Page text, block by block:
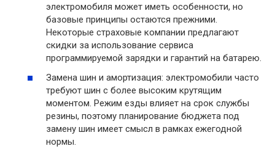
электромобиля может иметь особенности, но
базовые принципы остаются прежними.
Некоторые страховые компании предлагают
скидки за использование сервиса
программируемой зарядки и гарантий на батарею.
Замена шин и амортизация: электромобили часто
требуют шин с более высоким крутящим
моментом. Режим езды влияет на срок службы
резины, поэтому планирование бюджета под
замену шин имеет смысл в рамках ежегодной
нормы.